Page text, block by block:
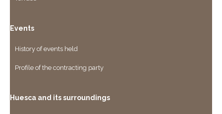
Events
History of events held
Profile of the contracting party
Huesca and its surroundings